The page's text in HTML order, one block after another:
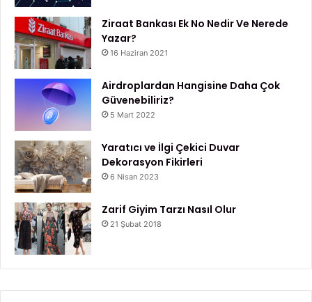
Ziraat Bankası Ek No Nedir Ve Nerede
Yazar?
16 Haziran 2021
Airdroplardan Hangisine Daha Çok
Güvenebiliriz?
5 Mart 2022
Yaratıcı ve İlgi Çekici Duvar
Dekorasyon Fikirleri
6 Nisan 2023
Zarif Giyim Tarzı Nasıl Olur
21 Şubat 2018